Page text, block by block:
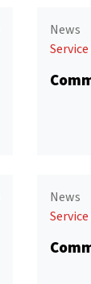
News
News